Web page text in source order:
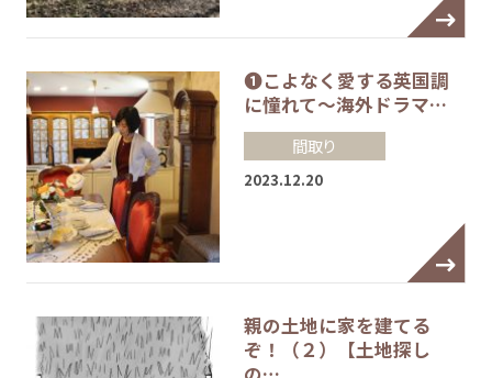
❶こよなく愛する英国調
に憧れて～海外ドラマ…
間取り
2023.12.20
親の土地に家を建てる
ぞ！（２）【土地探し